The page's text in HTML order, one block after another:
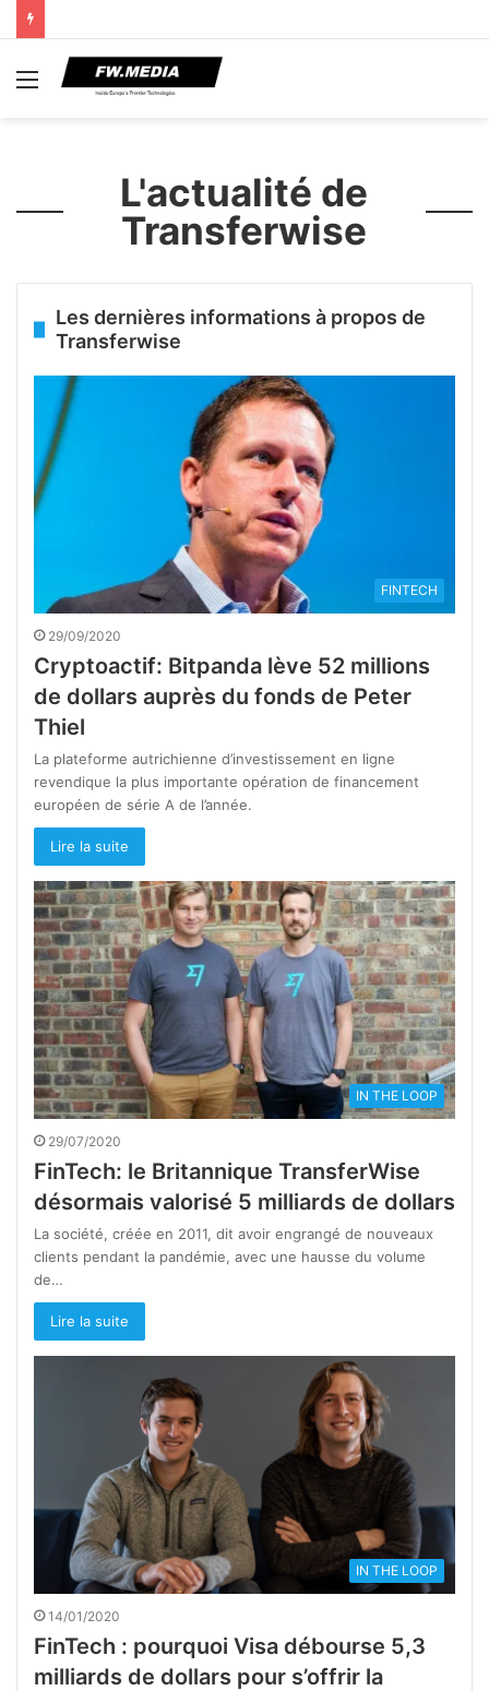
Menu
L'actualité de
Transferwise
Les dernières informations à propos de
Transferwise
FINTECH
29/09/2020
Cryptoactif: Bitpanda lève 52 millions
de dollars auprès du fonds de Peter
Thiel
La plateforme autrichienne d’investissement en ligne
revendique la plus importante opération de financement
européen de série A de l’année.
Lire la suite
IN THE LOOP
29/07/2020
FinTech: le Britannique TransferWise
désormais valorisé 5 milliards de dollars
La société, créée en 2011, dit avoir engrangé de nouveaux
clients pendant la pandémie, avec une hausse du volume
de…
Lire la suite
IN THE LOOP
14/01/2020
FinTech : pourquoi Visa débourse 5,3
milliards de dollars pour s’offrir la